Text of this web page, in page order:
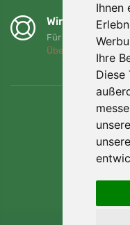
Ihnen
Ihre
Diese
Wir
Für jede Bestellung
Über uns